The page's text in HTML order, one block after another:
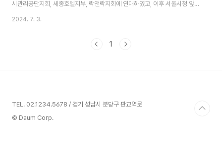
시관리공단지회, 세종호텔지부, 락앤락지회에 연대하였고, 이후 서울시청 앞에
서 열린 오세훈 서울시장과 서울시의회 규탄문화제에도 참여하였다. 서울 시내
한 듯 이들을 지나쳐간다. 그런 모습을 볼 때면, '저 사람들은 싸우고 있는 노동
2024. 7. 3.
1
TEL. 02.1234.5678 / 경기 성남시 분당구 판교역로
© Daum Corp.